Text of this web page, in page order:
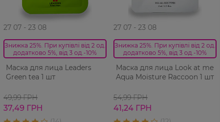
27 07 - 23 08
Знижка 25%. При купівлі від 2 од.
додатково 5%, від 3 од.-10%
Маска для лица Leaders
Green tea 1 шт
49,99 ГРН
37,49 ГРН
27 07 - 23 08
Знижка 25%. При купівлі від 2 од.
додатково 5%, від 3 од.-10%
Маска для лица Look at me
Aqua Moisture Raccoon 1 шт
54,99 ГРН
41,24 ГРН